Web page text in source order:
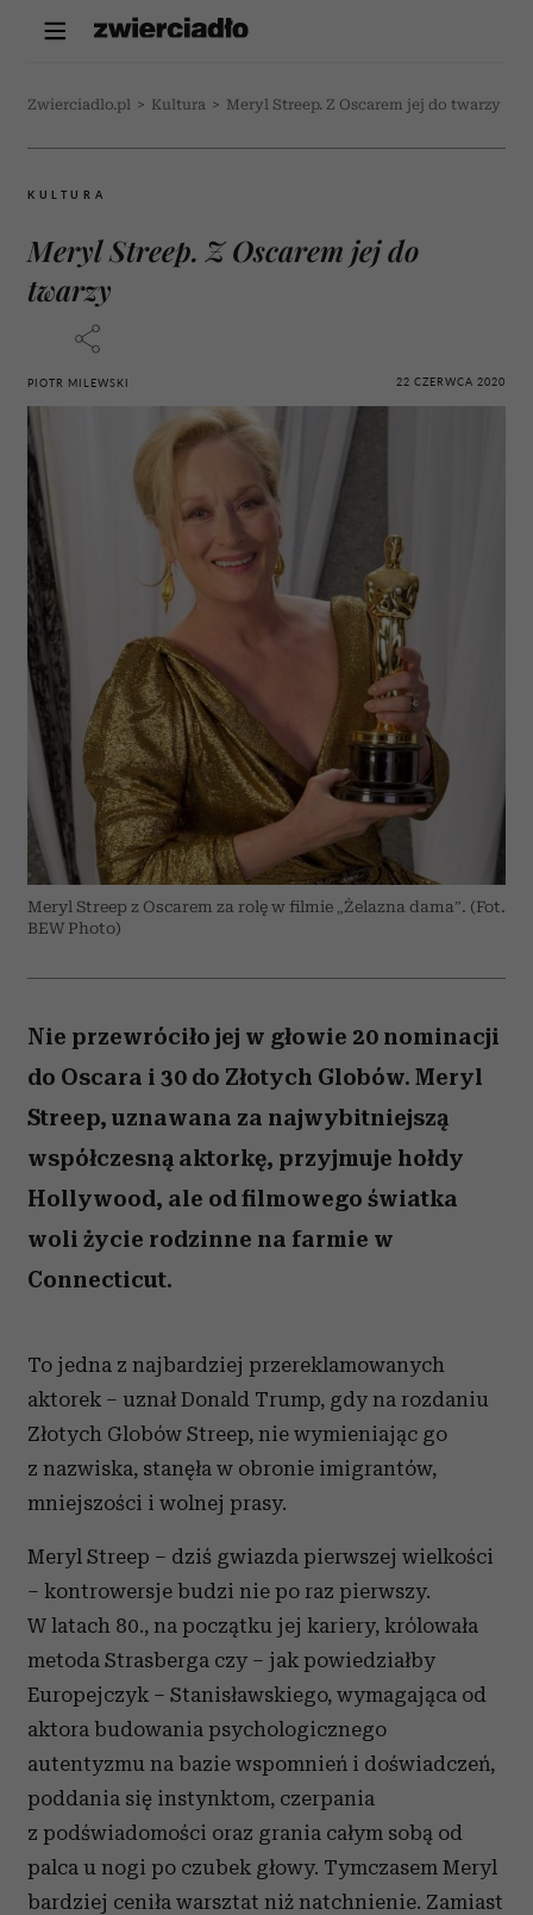
Zwierciadlo.pl > Kultura > Meryl Streep. Z Oscarem jej do twarzy
KULTURA
Meryl Streep. Z Oscarem jej do
twarzy
PIOTR MILEWSKI 22 CZERWCA 2020
Meryl Streep z Oscarem za rolę w filmie „Żelazna dama”. (Fot.
BEW Photo)
Nie przewróciło jej w głowie 20 nominacji
do Oscara i 30 do Złotych Globów. Meryl
Streep, uznawana za najwybitniejszą
współczesną aktorkę, przyjmuje hołdy
Hollywood, ale od filmowego światka
woli życie rodzinne na farmie w
Connecticut.
To jedna z najbardziej przereklamowanych
aktorek – uznał Donald Trump, gdy na rozdaniu
Złotych Globów Streep, nie wymieniając go
z nazwiska, stanęła w obronie imigrantów,
mniejszości i wolnej prasy.
Meryl Streep – dziś gwiazda pierwszej wielkości
– kontrowersje budzi nie po raz pierwszy.
W latach 80., na początku jej kariery, królowała
metoda Strasberga czy – jak powiedziałby
Europejczyk – Stanisławskiego, wymagająca od
aktora budowania psychologicznego
autentyzmu na bazie wspomnień i doświadczeń,
poddania się instynktom, czerpania
z podświadomości oraz grania całym sobą od
palca u nogi po czubek głowy. Tymczasem Meryl
bardziej ceniła warsztat niż natchnienie. Zamiast